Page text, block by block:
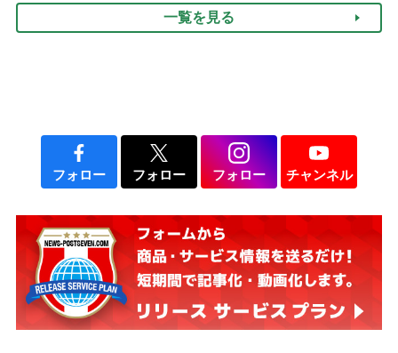
一覧を見る
フォロー フォロー フォロー チャンネル